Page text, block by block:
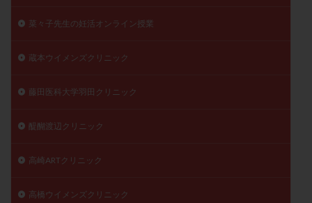
菜々子先生の妊活オンライン授業
蔵本ウイメンズクリニック
藤田医科大学羽田クリニック
醍醐渡辺クリニック
高崎ARTクリニック
高橋ウイメンズクリニック